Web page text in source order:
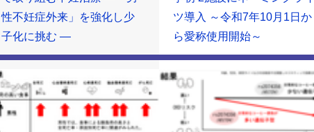
性不妊症外来」を強化し少
子化に挑む ―
ツ導入 ～令和7年10月1日か
ら愛称使用開始～